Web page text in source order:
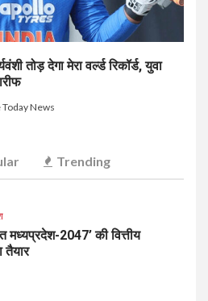
तोड़ देगा मेरा वर्ल्ड रिकॉर्ड, युवा
Today News
Trending
मध्यप्रदेश-2047’ की वित्तीय
तैयार